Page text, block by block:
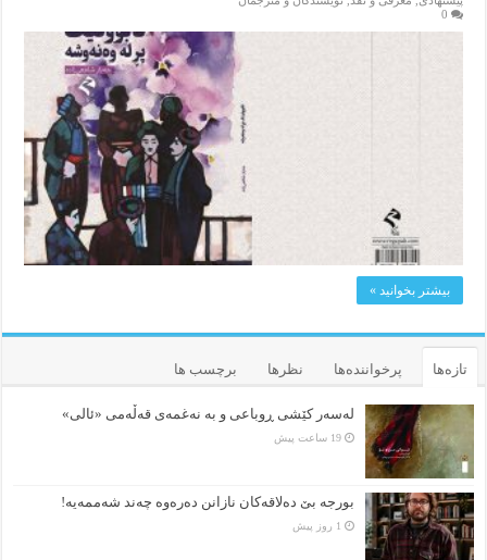
0
بیشتر بخوانید »
تازه‌ها پرخواننده‌ها نظرها برچسب ها
لەسەر کێشی ڕوباعی و به نەغمەی قەڵەمی «ئالی»
19 ساعت پیش
بورجە بێ دەلاقەکان نازانن دەرەوە چەند شەممەیە!
1 روز پیش